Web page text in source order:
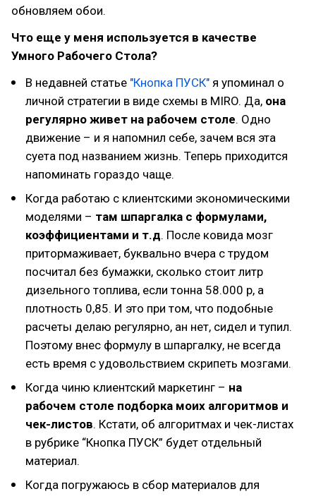
обновляем обои.
Что еще у меня используется в качестве
Умного Рабочего Стола?
В недавней статье "Кнопка ПУСК" я упоминал о
личной стратегии в виде схемы в MIRO. Да, она
регулярно живет на рабочем столе. Одно
движение – и я напомнил себе, зачем вся эта
суета под названием жизнь. Теперь приходится
напоминать гораздо чаще.
Когда работаю с клиентскими экономическими
моделями – там шпаргалка с формулами,
коэффициентами и т.д. После ковида мозг
притормаживает, буквально вчера с трудом
посчитал без бумажки, сколько стоит литр
дизельного топлива, если тонна 58.000 р, а
плотность 0,85. И это при том, что подобные
расчеты делаю регулярно, ан нет, сидел и тупил.
Поэтому внес формулу в шпаргалку, не всегда
есть время c удовольствием скрипеть мозгами.
Когда чиню клиентский маркетинг – на
рабочем столе подборка моих алгоритмов и
чек-листов. Кстати, об алгоритмах и чек-листах
в рубрике “Кнопка ПУСК” будет отдельный
материал.
Когда погружаюсь в сбор материалов для